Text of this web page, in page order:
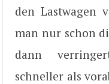
den Lastwagen
man nur schon
dann
schneller als